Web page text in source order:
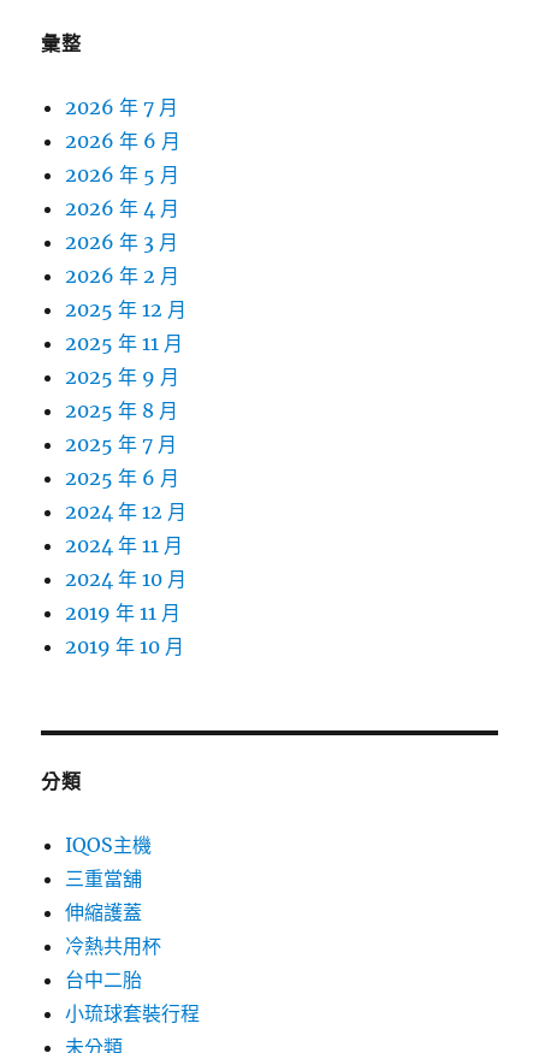
彙整
2026 年 7 月
2026 年 6 月
2026 年 5 月
2026 年 4 月
2026 年 3 月
2026 年 2 月
2025 年 12 月
2025 年 11 月
2025 年 9 月
2025 年 8 月
2025 年 7 月
2025 年 6 月
2024 年 12 月
2024 年 11 月
2024 年 10 月
2019 年 11 月
2019 年 10 月
分類
IQOS主機
三重當舖
伸縮護蓋
冷熱共用杯
台中二胎
小琉球套裝行程
未分類